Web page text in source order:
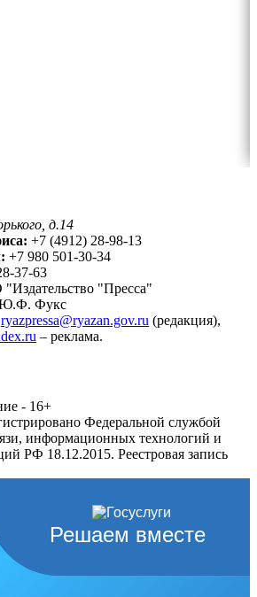
д.14
+7 (4912) 28-98-13
+7 980 501-30-34
37-63
"Пресса"
Фукс
ryazpressa@ryazan.gov.ru (редакция),
– реклама.
- 16+
Федеральной службой
информационных технологий и
РФ 18.12.2015. Реестровая запись
Решаем вместе